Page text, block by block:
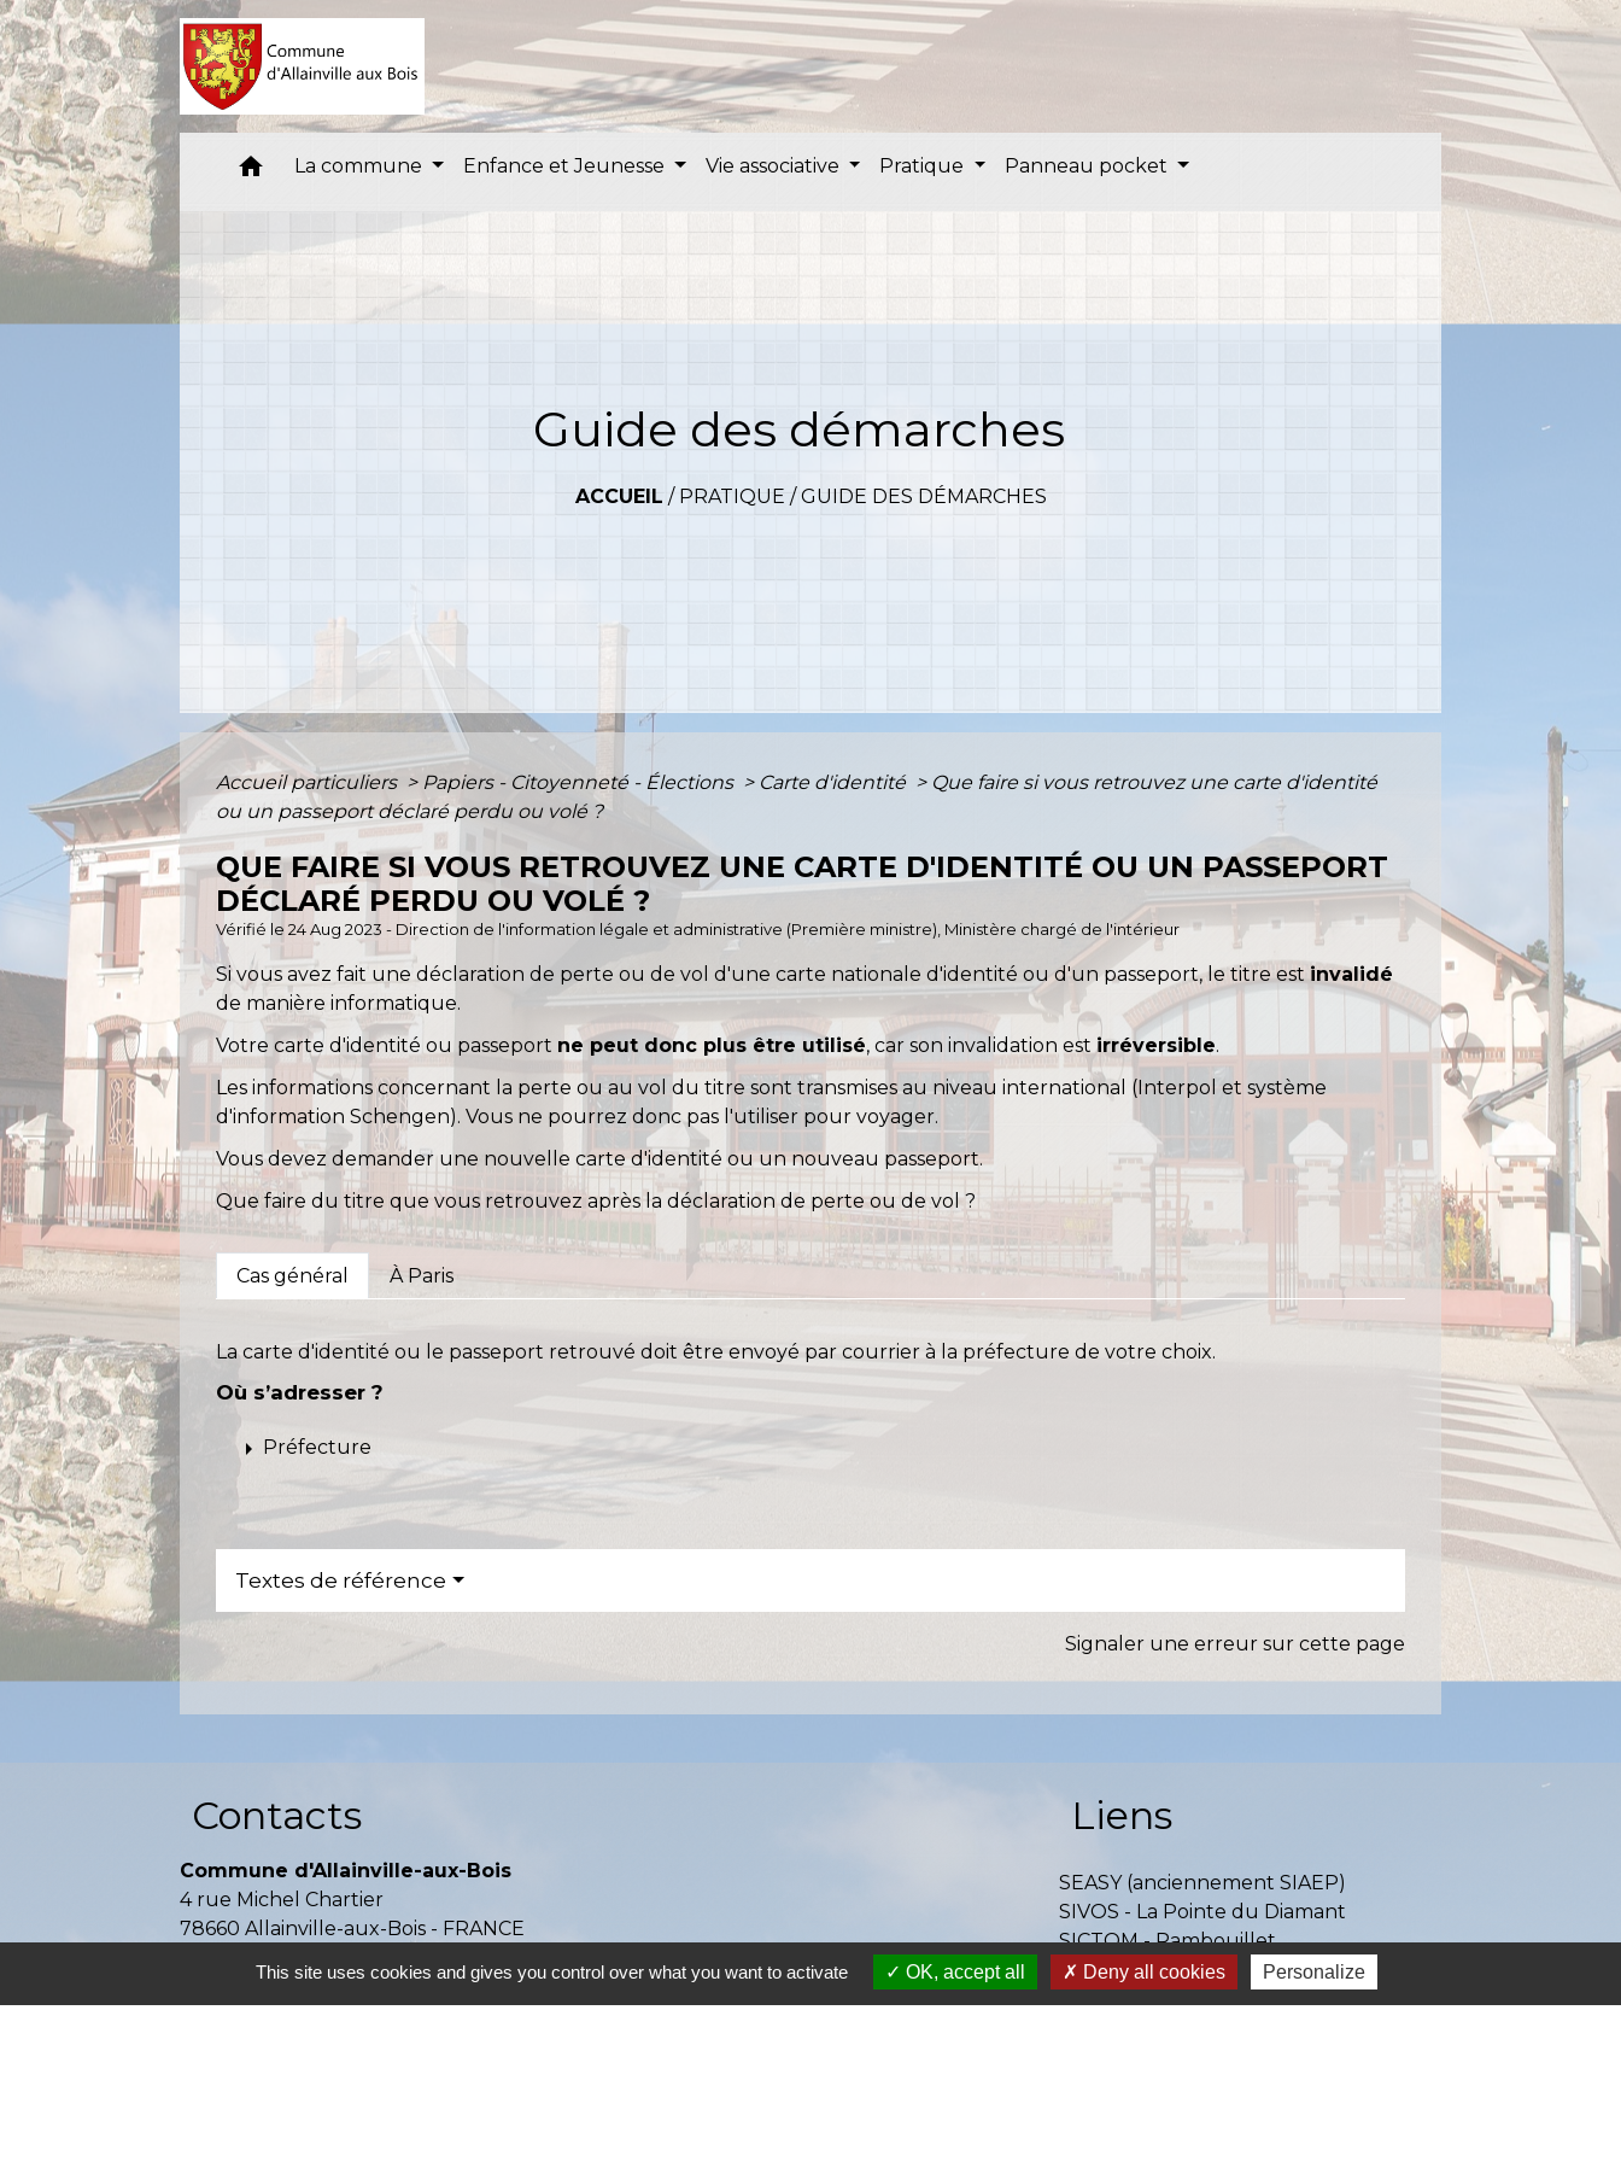
home La commune Enfance et Jeunesse Vie associative Pratique Panneau pocket
Guide des démarches
ACCUEIL / PRATIQUE /GUIDE DES DÉMARCHES
Accueil particuliers > Papiers - Citoyenneté - Élections > Carte d'identité > Que faire si vous retrouvez une carte d'identité
ou un passeport déclaré perdu ou volé ?
QUE FAIRE SI VOUS RETROUVEZ UNE CARTE D'IDENTITÉ OU UN PASSEPORT
DÉCLARÉ PERDU OU VOLÉ ?
Vérifié le 24 Aug 2023 - Direction de l'information légale et administrative (Première ministre), Ministère chargé de l'intérieur
Si vous avez fait une déclaration de perte ou de vol d'une carte nationale d'identité ou d'un passeport, le titre est invalidé
de manière informatique.
Votre carte d'identité ou passeport ne peut donc plus être utilisé, car son invalidation estirréversible.
Les informations concernant la perte ou au vol du titre sont transmises au niveau international (Interpol et système
d'information Schengen). Vous ne pourrez donc pas l'utiliser pour voyager.
Vous devez demander une nouvelle carte d'identité ou un nouveau passeport.
Que faire du titre que vous retrouvez après la déclaration de perte ou de vol ?
Cas général À Paris
La carte d'identité ou le passeport retrouvé doit être envoyé par courrier à la préfecture de votre choix.
Où s’adresser ?
arrow_right Préfecture
Textes de référence
Signaler une erreur sur cette page
Contacts
Commune d'Allainville-aux-Bois
4 rue Michel Chartier
78660 Allainville-aux-Bois - FRANCE
Liens
SEASY (anciennement SIAEP)
SIVOS - La Pointe du Diamant
SICTOM - Rambouillet
Rambouillet Territoires
This site uses cookies and gives you control over what you want to activate OK, accept all Deny all cookies Personalize